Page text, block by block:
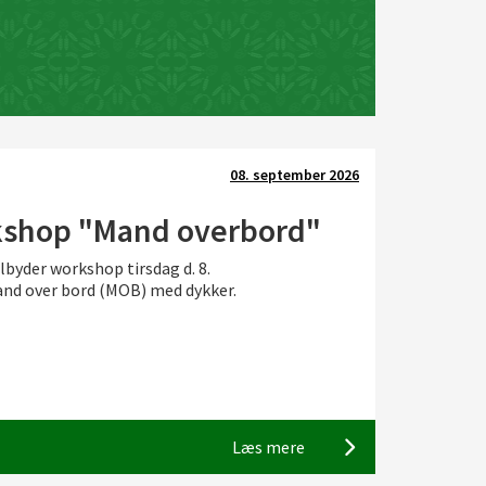
08. september 2026
"Mand overbord"
workshop tirsdag d. 8.
over bord (MOB) med dykker.
Læs mere